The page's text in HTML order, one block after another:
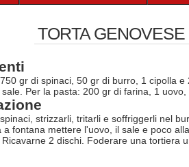
TORTA
gr di spinaci, 50 gr di burro, 1 cipolla
Per la pasta: 200 gr di farina, 1 uovo,
strizzarli, tritarli e soffriggerli nel
a fontana mettere l'uovo, il sale e poco
2 dischi. Foderare una tortiera